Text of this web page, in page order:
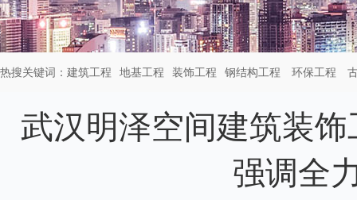
热搜关键词： 建筑工程 地基工程 装饰工程 钢结构工程 环保工程
武汉明泽空间建筑装
强调全